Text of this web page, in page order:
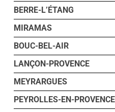
BERRE-L’ÉTANG
MIRAMAS
BOUC-BEL-AIR
LANÇON-PROVENCE
MEYRARGUES
PEYROLLES-EN-PROVENCE